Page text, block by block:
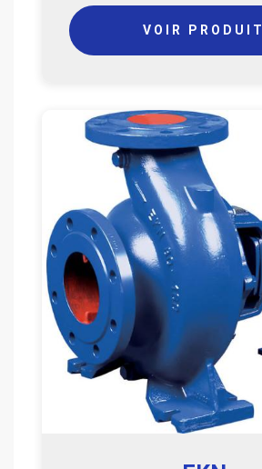
VOIR PRODUIT